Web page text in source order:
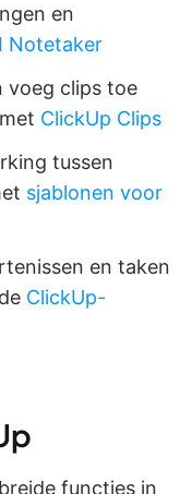
en
Notetaker
voeg clips toe
ClickUp Clips
tussen
sjablonen voor
en taken
ClickUp-
functies in